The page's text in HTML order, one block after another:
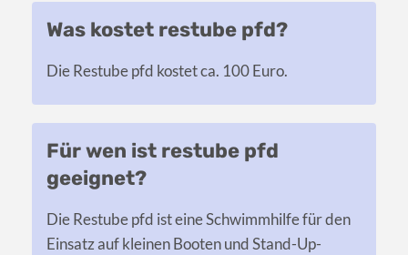
Was kostet restube pfd?
Die Restube pfd kostet ca. 100 Euro.
Für wen ist restube pfd
geeignet?
Die Restube pfd ist eine Schwimmhilfe für den
Einsatz auf kleinen Booten und Stand-Up-